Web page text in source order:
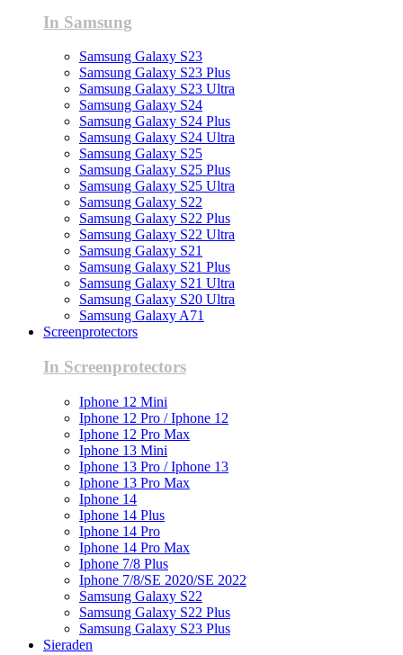
In Samsung
Samsung Galaxy S23
Samsung Galaxy S23 Plus
Samsung Galaxy S23 Ultra
Samsung Galaxy S24
Samsung Galaxy S24 Plus
Samsung Galaxy S24 Ultra
Samsung Galaxy S25
Samsung Galaxy S25 Plus
Samsung Galaxy S25 Ultra
Samsung Galaxy S22
Samsung Galaxy S22 Plus
Samsung Galaxy S22 Ultra
Samsung Galaxy S21
Samsung Galaxy S21 Plus
Samsung Galaxy S21 Ultra
Samsung Galaxy S20 Ultra
Samsung Galaxy A71
Screenprotectors
In Screenprotectors
Iphone 12 Mini
Iphone 12 Pro / Iphone 12
Iphone 12 Pro Max
Iphone 13 Mini
Iphone 13 Pro / Iphone 13
Iphone 13 Pro Max
Iphone 14
Iphone 14 Plus
Iphone 14 Pro
Iphone 14 Pro Max
Iphone 7/8 Plus
Iphone 7/8/SE 2020/SE 2022
Samsung Galaxy S22
Samsung Galaxy S22 Plus
Samsung Galaxy S23 Plus
Sieraden